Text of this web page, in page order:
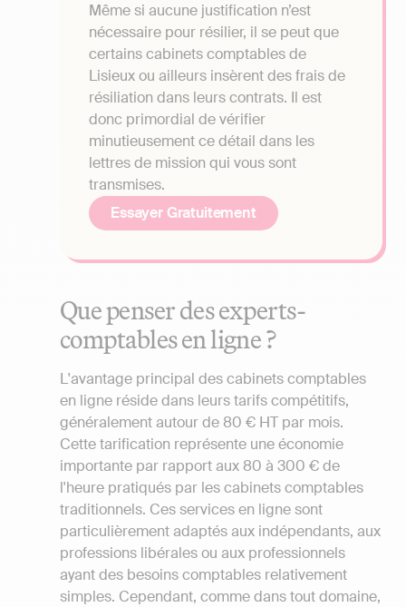
Même si aucune justification n’est
nécessaire pour résilier, il se peut que
certains cabinets comptables de
Lisieux ou ailleurs insèrent des frais de
résiliation dans leurs contrats. Il est
donc primordial de vérifier
minutieusement ce détail dans les
lettres de mission qui vous sont
transmises.
Essayer Gratuitement
Que penser des experts-
comptables en ligne ?
L'avantage principal des cabinets comptables
en ligne réside dans leurs tarifs compétitifs,
généralement autour de 80 € HT par mois.
Cette tarification représente une économie
importante par rapport aux 80 à 300 € de
l'heure pratiqués par les cabinets comptables
traditionnels. Ces services en ligne sont
particulièrement adaptés aux indépendants, aux
professions libérales ou aux professionnels
ayant des besoins comptables relativement
simples. Cependant, comme dans tout domaine,